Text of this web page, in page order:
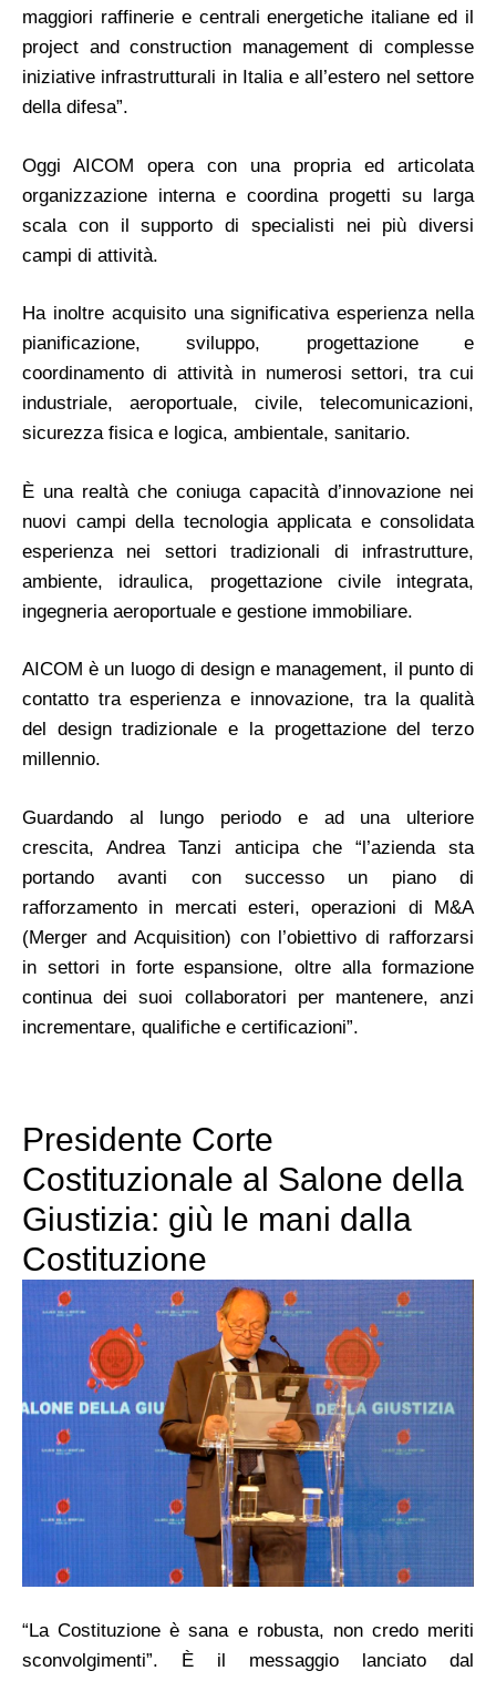
maggiori raffinerie e centrali energetiche italiane ed il
project and construction management di complesse
iniziative infrastrutturali in Italia e all’estero nel settore
della difesa”.
Oggi AICOM opera con una propria ed articolata
organizzazione interna e coordina progetti su larga
scala con il supporto di specialisti nei più diversi
campi di attività.
Ha inoltre acquisito una significativa esperienza nella
pianificazione, sviluppo, progettazione e
coordinamento di attività in numerosi settori, tra cui
industriale, aeroportuale, civile, telecomunicazioni,
sicurezza fisica e logica, ambientale, sanitario.
È una realtà che coniuga capacità d’innovazione nei
nuovi campi della tecnologia applicata e consolidata
esperienza nei settori tradizionali di infrastrutture,
ambiente, idraulica, progettazione civile integrata,
ingegneria aeroportuale e gestione immobiliare.
AICOM è un luogo di design e management, il punto di
contatto tra esperienza e innovazione, tra la qualità
del design tradizionale e la progettazione del terzo
millennio.
Guardando al lungo periodo e ad una ulteriore
crescita, Andrea Tanzi anticipa che “l’azienda sta
portando avanti con successo un piano di
rafforzamento in mercati esteri, operazioni di M&A
(Merger and Acquisition) con l’obiettivo di rafforzarsi
in settori in forte espansione, oltre alla formazione
continua dei suoi collaboratori per mantenere, anzi
incrementare, qualifiche e certificazioni”.
Presidente Corte
Costituzionale al Salone della
Giustizia: giù le mani dalla
Costituzione
“La Costituzione è sana e robusta, non credo meriti
sconvolgimenti”. È il messaggio lanciato dal